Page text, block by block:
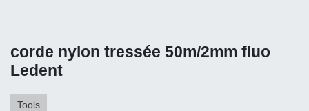
corde nylon tressée 50m/2mm fluo
Ledent
Tools